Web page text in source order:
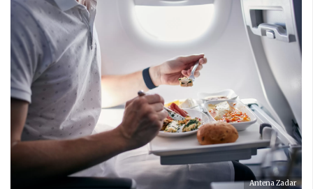
Antena Zadar